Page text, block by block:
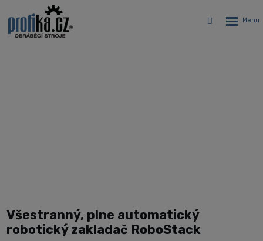
Vyhledávání
Všestranný, plne automatický
robotický zakladač RoboStack